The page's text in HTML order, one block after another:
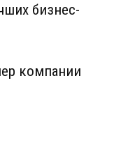
бизнес-
компании